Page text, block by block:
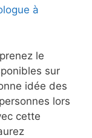
à
le
sur
idée des
lors
cette